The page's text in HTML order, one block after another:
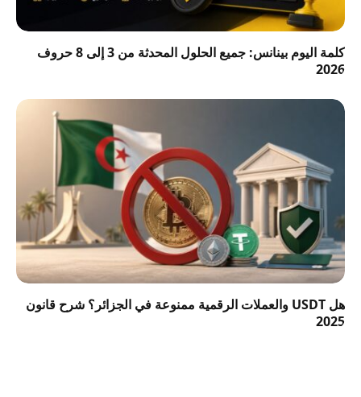
كلمة اليوم بينانس: جميع الحلول المحدثة من 3 إلى 8 حروف
2026
هل USDT والعملات الرقمية ممنوعة في الجزائر؟ شرح قانون
2025